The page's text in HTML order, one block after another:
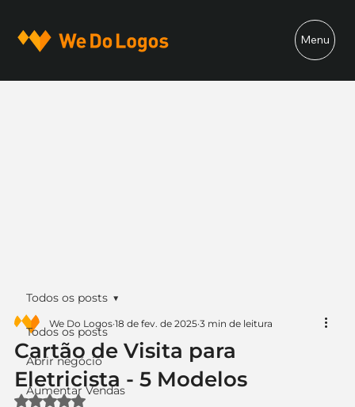
Menu
Todos os posts
Abrir negócio
Aumentar Vendas
Todos os posts
Cartão de Visita para
Eletricista - 5 Modelos
We Do Logos 18 de fev. de 2025 3 min de leitura
Avaliado com NaN de 5 estrelas.